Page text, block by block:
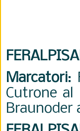
Marcatori:
Cutrone
Braunoder